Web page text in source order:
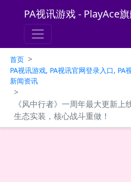
PA视讯游戏 - PlayAce
首页 >
PA视讯游戏, PA视讯官网登录入口,
新闻资讯
>
《风中行者》一周年最大更新上
生态实装，核心战斗重做！